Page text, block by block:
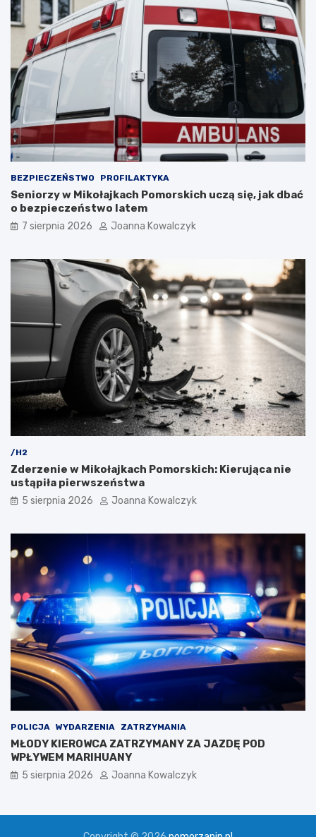
BEZPIECZEŃSTWO PROFILAKTYKA
Seniorzy w Mikołajkach Pomorskich uczą się, jak dbać
o bezpieczeństwo latem
7 sierpnia 2026 Joanna Kowalczyk
/H2
Zderzenie w Mikołajkach Pomorskich: Kierująca nie
ustąpiła pierwszeństwa
5 sierpnia 2026 Joanna Kowalczyk
POLICJA WYDARZENIA ZATRZYMANIA
MŁODY KIEROWCA ZATRZYMANY ZA JAZDĘ POD
WPŁYWEM MARIHUANY
5 sierpnia 2026 Joanna Kowalczyk